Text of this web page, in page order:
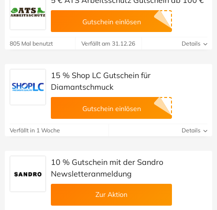
Gutschein einlösen
805 Mal benutzt Verfällt am 31.12.26 Details
15 % Shop LC Gutschein für
Diamantschmuck
Gutschein einlösen
Verfällt in 1 Woche Details
10 % Gutschein mit der Sandro
Newsletteranmeldung
Zur Aktion